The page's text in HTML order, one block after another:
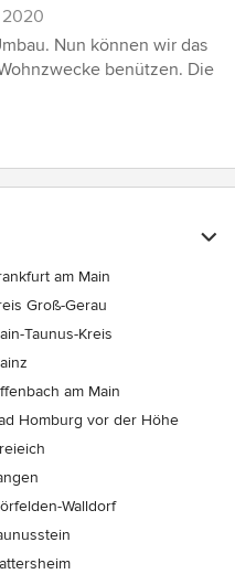
2020
Nun können wir das
benützen. Die
am Main
Groß-Gerau
Taunus-Kreis
am Main
Homburg vor der Höhe
Walldorf